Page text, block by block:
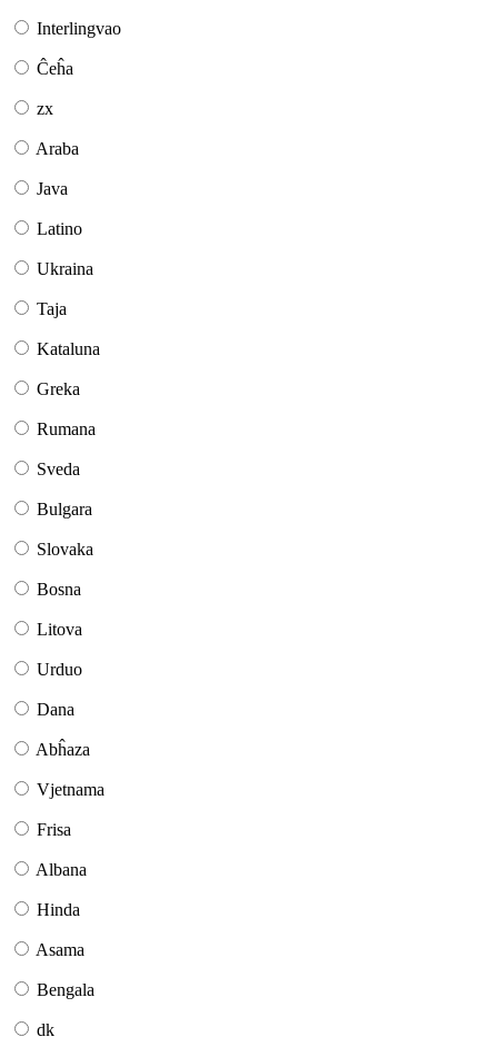
Interlingvao
Ĉeĥa
zx
Araba
Java
Latino
Ukraina
Taja
Kataluna
Greka
Rumana
Sveda
Bulgara
Slovaka
Bosna
Litova
Urduo
Dana
Abĥaza
Vjetnama
Frisa
Albana
Hinda
Asama
Bengala
dk